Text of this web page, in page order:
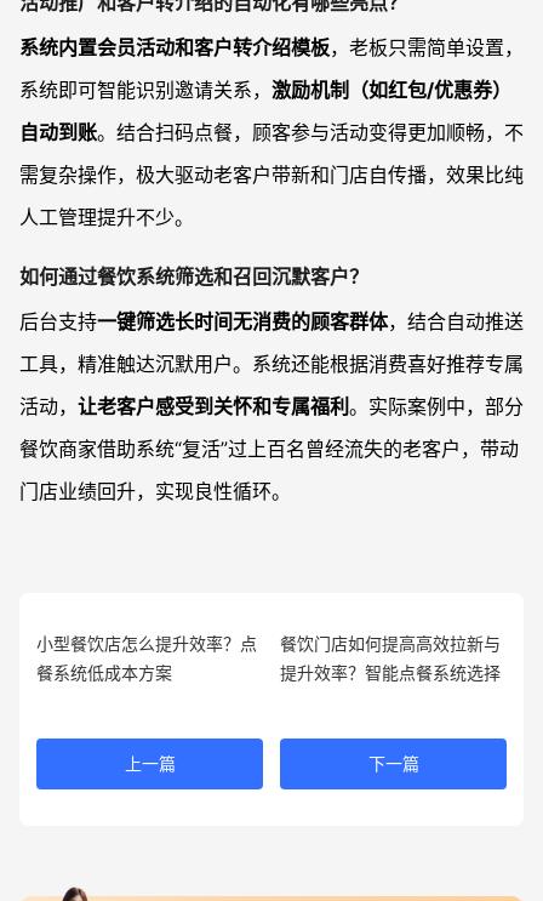
系统内置会员活动和客户转介绍模板，老板只需简单设置，
系统即可智能识别邀请关系， 激励机制（如红包/优惠券）
自动到账。结合扫码点餐，顾客参与活动变得更加顺畅，不
需复杂操作，极大驱动老客户带新和门店自传播，效果比纯
人工管理提升不少。
如何通过餐饮系统筛选和召回沉默客户？
后台支持一键筛选长时间无消费的顾客群体，结合自动推送
工具，精准触达沉默用户。系统还能根据消费喜好推荐专属
活动， 让老客户感受到关怀和专属福利 。实际案例中，部分
餐饮商家借助系统“复活”过上百名曾经流失的老客户，带动
门店业绩回升，实现良性循环。
小型餐饮店怎么提升效率？点
餐系统低成本方案
上一篇
餐饮门店如何提高高效拉新与
提升效率？智能点餐系统选择
下一篇